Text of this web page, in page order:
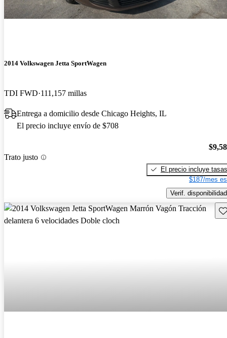
2014 Volkswagen Jetta SportWagen
TDI FWD 111,157 millas
Entrega a domicilio desde Chicago Heights, IL
El precio incluye envío de $708
Trato justo
El precio incluye tasas
$187/mes
Verif. disponibilidad